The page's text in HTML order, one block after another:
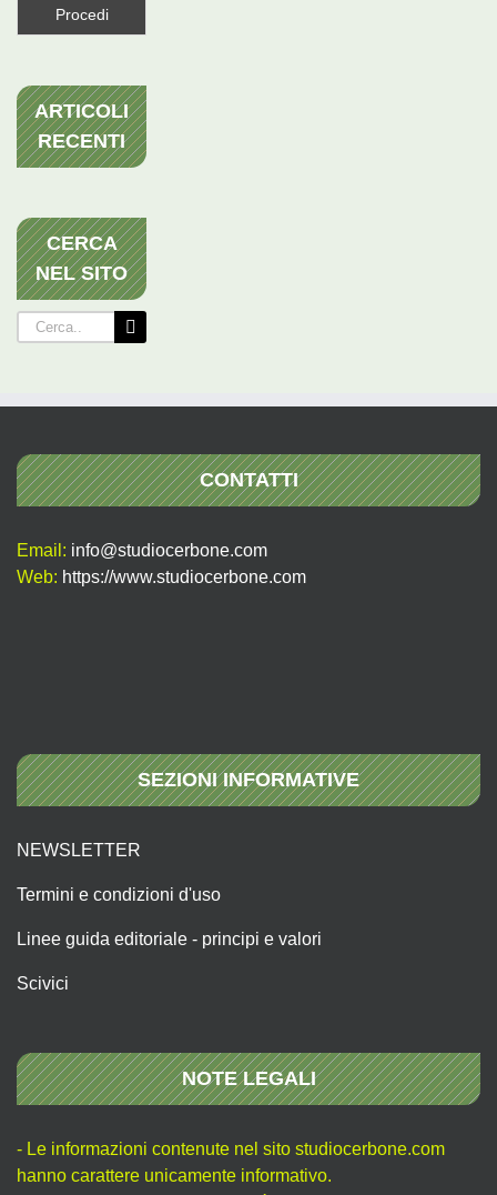
ARTICOLI
RECENTI
CERCA
NEL SITO
Cerca
per:
CONTATTI
Email: info@studiocerbone.com
Web: https://www.studiocerbone.com
SEZIONI INFORMATIVE
NEWSLETTER
Termini e condizioni d'uso
Linee guida editoriale - principi e valori
Scivici
NOTE LEGALI
- Le informazioni contenute nel sito studiocerbone.com
hanno carattere unicamente informativo.